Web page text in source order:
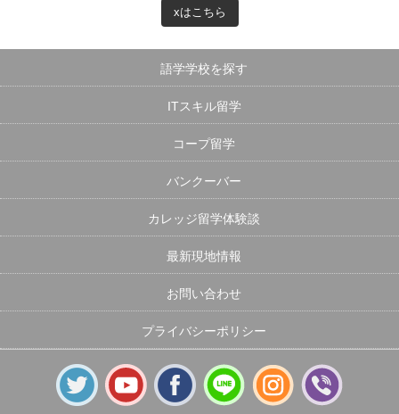
xはこちら
語学学校を探す
ITスキル留学
コープ留学
バンクーバー
カレッジ留学体験談
最新現地情報
お問い合わせ
プライバシーポリシー